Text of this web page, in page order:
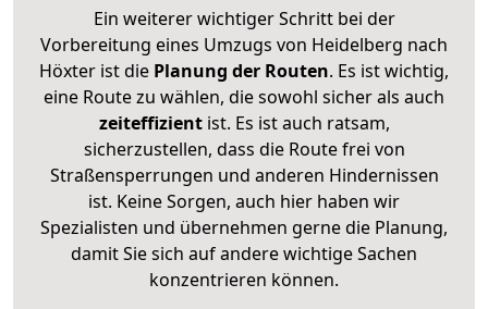
Ein weiterer wichtiger Schritt bei der
Vorbereitung eines Umzugs von Heidelberg nach
Höxter ist die Planung der Routen. Es ist wichtig,
eine Route zu wählen, die sowohl sicher als auch
zeiteffizientist. Es ist auch ratsam,
sicherzustellen, dass die Route frei von
Straßensperrungen und anderen Hindernissen
ist. Keine Sorgen, auch hier haben wir
Spezialisten und übernehmen gerne die Planung,
damit Sie sich auf andere wichtige Sachen
konzentrieren können.